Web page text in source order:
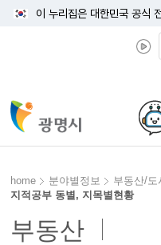
이 누리집은 대한민국 공식
home 분야별정보 부동산/도
지적공부 동별, 지목별현황
부동산